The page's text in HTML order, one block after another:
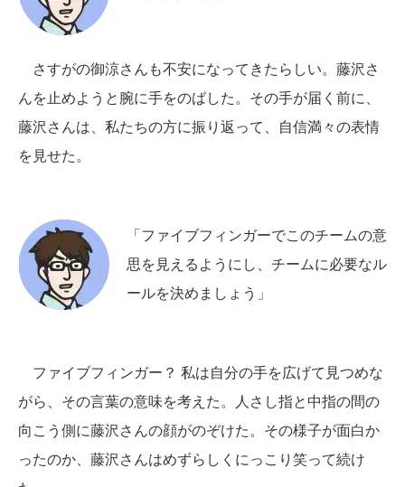
さすがの御涼さんも不安になってきたらしい。藤沢さ
んを止めようと腕に手をのばした。その手が届く前に、
藤沢さんは、私たちの方に振り返って、自信満々の表情
を見せた。
「ファイブフィンガーでこのチームの意
思を見えるようにし、チームに必要なル
ールを決めましょう」
ファイブフィンガー？ 私は自分の手を広げて見つめな
がら、その言葉の意味を考えた。人さし指と中指の間の
向こう側に藤沢さんの顔がのぞけた。その様子が面白か
ったのか、藤沢さんはめずらしくにっこり笑って続け